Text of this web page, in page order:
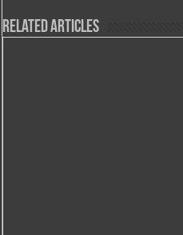
Related Articles